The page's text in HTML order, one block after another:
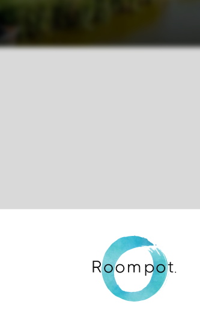
Control over your own
More info and preferences